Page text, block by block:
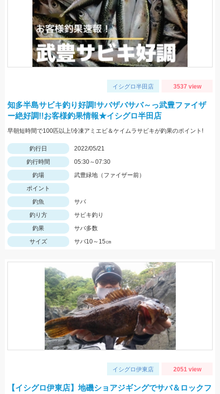
イシグロ半田店 3537 view
知多半島サビキ釣り好調!サバザバサバ～っ武豊ファイザ
ー絶好調!!お客様釣果情報★イシグロ半田店
早朝短時間で100匹以上!冷凍アミエビ＆ケイムラサビキが釣果のポイント!
釣行日
2022/05/21
釣行時間
05:30～07:30
釣場
武豊緑地（ファイザー前）
ポイント
釣魚
サバ
釣り方
サビキ釣り
釣果
サバ多数
サイズ
サバ10～15㎝
イシグロ伊東店 2051 view
【イシグロ伊東店】地磯ショアジギングでサバ＆ロックフ